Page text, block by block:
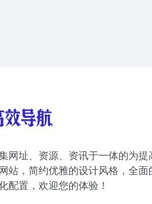
网址、资源、资讯于一体的为提
站，简约优雅的设计风格，全面
配置，欢迎您的体验！